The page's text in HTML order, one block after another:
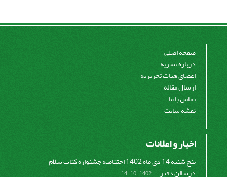
صفحه اصلی
درباره نشریه
اعضای هیات تحریریه
ارسال مقاله
تماس با ما
نقشه سایت
اخبار و اعلانات
پنج شنبه 14 دی ماه 1402 اختتامیه جشنواره کتاب سلام
درسالن دفتر ...1402-10-14